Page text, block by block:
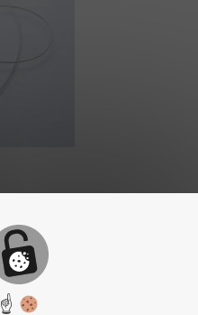
☝